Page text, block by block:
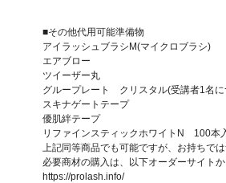
■その他代用可能準備物
アイラッシュブラシM(マイクロブラシ)
エアブロー
ツイーザー丸
グループレート クリスタル(受講者1名
スキナゲートテープ
優肌絆テープ
リファインスティックホワイトN 100本
上記同等商品でも可能ですが、お持ちで
必要商材の購入は、以下オーダーサイト
https://prolash.info/